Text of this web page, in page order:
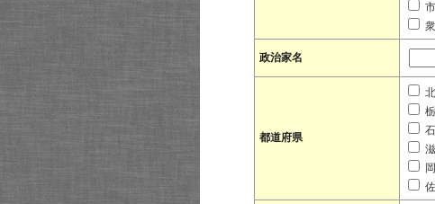
政治家名
都道府県